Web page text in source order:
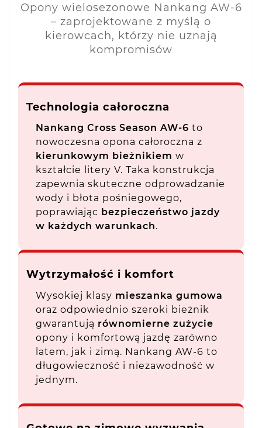
Opony wielosezonowe Nankang AW-6
– zaprojektowane z myślą o
kierowcach, którzy nie uznają
kompromisów
Technologia całoroczna
Nankang Cross Season AW-6 to
nowoczesna opona całoroczna z
kierunkowym bieżnikiem w
kształcie litery V. Taka konstrukcja
zapewnia skuteczne odprowadzanie
wody i błota pośniegowego,
poprawiając bezpieczeństwo jazdy
w każdych warunkach.
Wytrzymałość i komfort
Wysokiej klasy mieszanka gumowa
oraz odpowiednio szeroki bieżnik
gwarantują równomierne zużycie
opony i komfortową jazdę zarówno
latem, jak i zimą. Nankang AW-6 to
długowieczność i niezawodność w
jednym.